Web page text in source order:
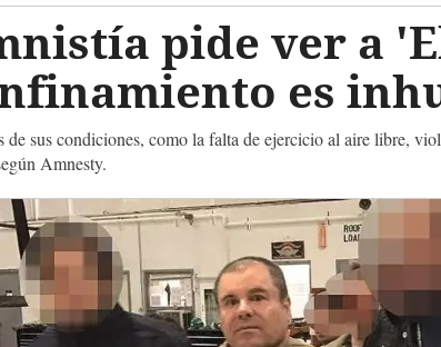
pide ver a
es
de sus condiciones, como la falta de ejercicio al aire libre,
Amnesty.